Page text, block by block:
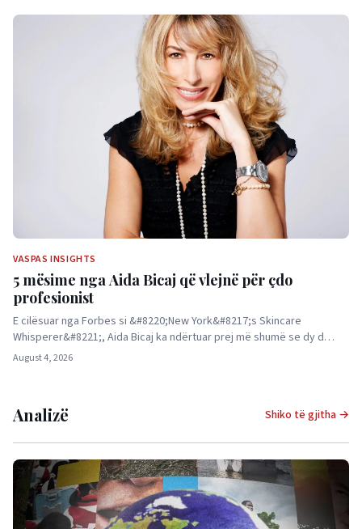
VASPAS INSIGHTS
5 mësime nga Aida Bicaj që vlejnë për çdo
profesionist
E cilësuar nga Forbes si &#8220;New York&#8217;s Skincare
Whisperer&#8221;, Aida Bicaj ka ndërtuar prej më shumë se dy d…
August 4, 2026
Analizë Shiko të gjitha →